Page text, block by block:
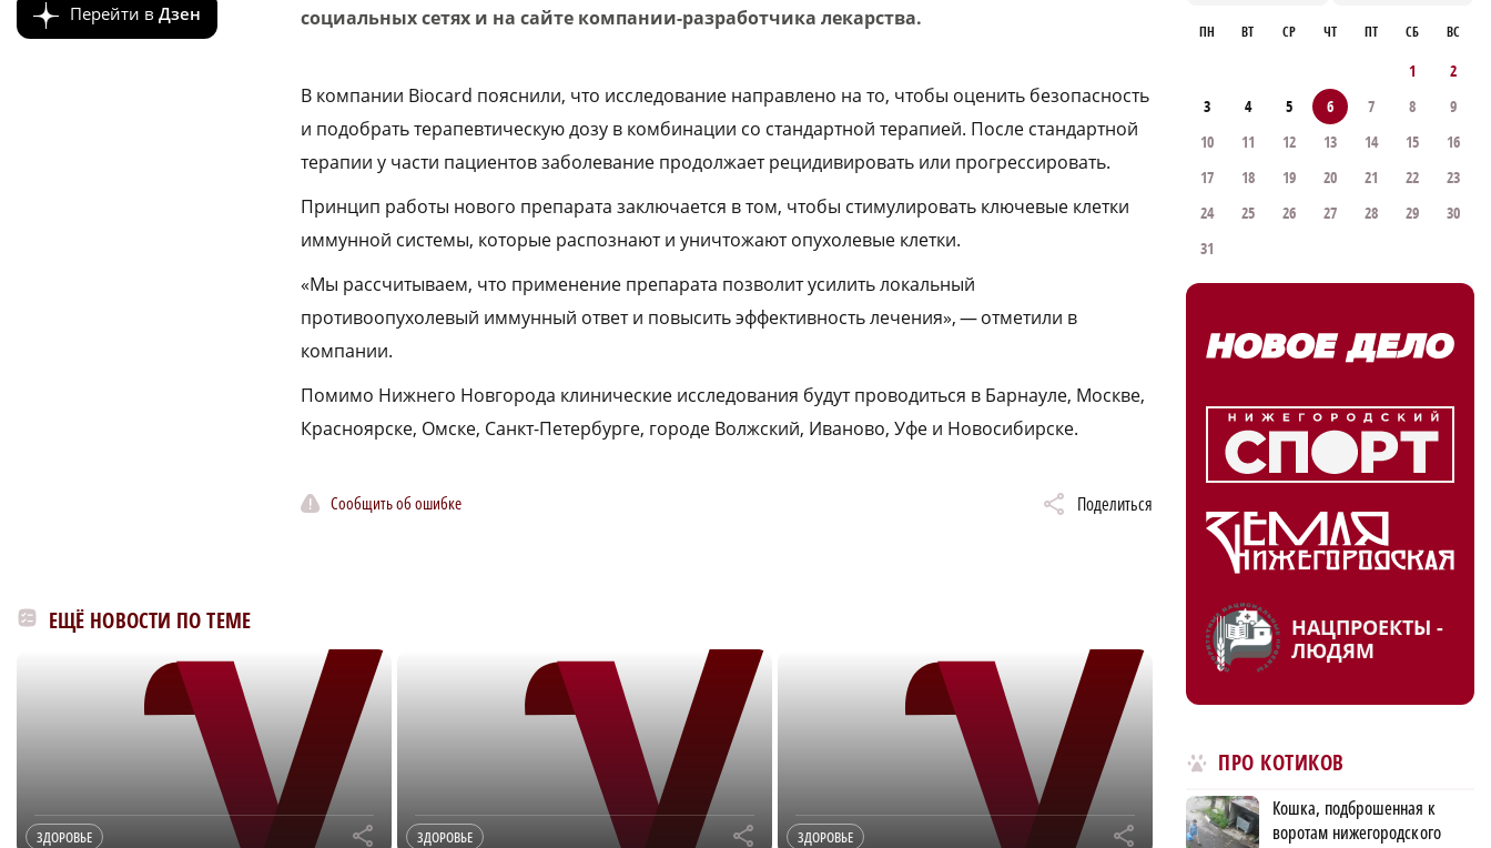
Перейти в Дзен
социальных сетях и на сайте компании-разработчика лекарства.
В компании Biocard пояснили, что исследование направлено на то, чтобы оценить безопасность
и подобрать терапевтическую дозу в комбинации со стандартной терапией. После стандартной
терапии у части пациентов заболевание продолжает рецидивировать или прогрессировать.
Принцип работы нового препарата заключается в том, чтобы стимулировать ключевые клетки
иммунной системы, которые распознают и уничтожают опухолевые клетки.
«Мы рассчитываем, что применение препарата позволит усилить локальный
противоопухолевый иммунный ответ и повысить эффективность лечения», — отметили в
компании.
Помимо Нижнего Новгорода клинические исследования будут проводиться в Барнауле, Москве,
Красноярске, Омске, Санкт-Петербурге, городе Волжский, Иваново, Уфе и Новосибирске.
Сообщить об ошибке Поделиться
ЕЩЁ НОВОСТИ ПО ТЕМЕ
ЗДОРОВЬЕ r ЗДОРОВЬЕ r ЗДОРОВЬЕ r
ПН ВТ СР ЧТ ПТ СБ ВС
1
2
3
4 5 6 7 8
9
10
11 12 13 14 15
16
17
18 19 20 21 22
23
24
25 26 27 28 29
30
31
НАЦПРОЕКТЫ -
ЛЮДЯМ
ПРО КОТИКОВ
Кошка, подброшенная к
воротам нижегородского